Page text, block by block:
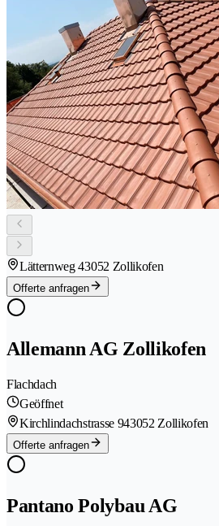
Lätternweg 43052 Zollikofen
Offerte anfragen
Allemann AG Zollikofen
Flachdach
Geöffnet
Kirchlindachstrasse 943052 Zollikofen
Offerte anfragen
Pantano Polybau AG